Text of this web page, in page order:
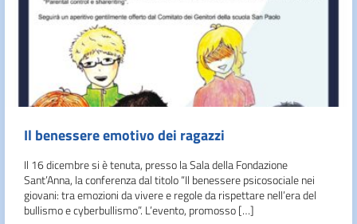
Il benessere emotivo dei ragazzi
Il 16 dicembre si è tenuta, presso la Sala della Fondazione
Sant’Anna, la conferenza dal titolo “Il benessere psicosociale nei
giovani: tra emozioni da vivere e regole da rispettare nell’era del
bullismo e cyberbullismo”. L’evento, promosso […]